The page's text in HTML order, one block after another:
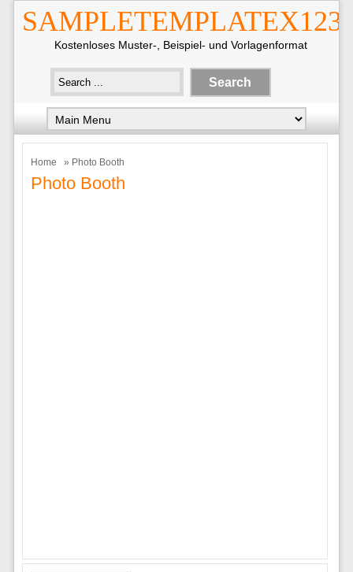
Kostenloses Muster-, Beispiel- und Vorlagenformat
Home » Photo Booth
Photo Booth